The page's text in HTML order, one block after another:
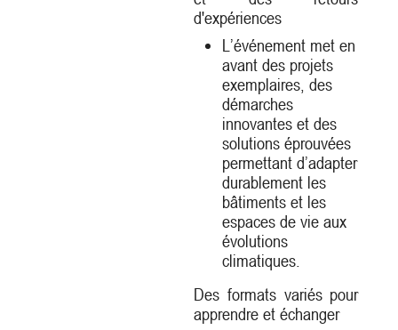
d'expériences
L’événement met en
avant des projets
exemplaires, des
démarches
innovantes et des
solutions éprouvées
permettant d’adapter
durablement les
bâtiments et les
espaces de vie aux
évolutions
climatiques.
Des formats variés pour
apprendre et échanger